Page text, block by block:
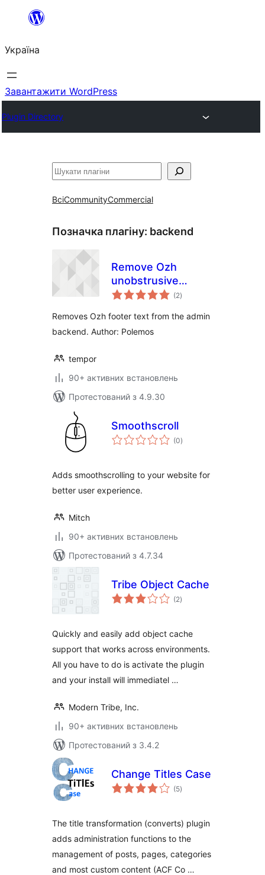
Перейти
вмісту
Україна
Завантажити WordPress
Plugin Directory
Пошук
ВсіCommunityCommercial
Позначка плагіну: backend
Remove Ozh
unobstrusive
credits in footer
(2загальний
рейтинг
)
Removes Ozh footer text from the admin
backend. Author: Polemos
tempor
90+ активних встановлень
Протестований з 4.9.30
Smoothscroll
(0загальний
рейтинг
)
Adds smoothscrolling to your website for
better user experience.
Mitch
90+ активних встановлень
Протестований з 4.7.34
Tribe Object Cache
(2загальний
рейтинг
)
Quickly and easily add object cache
support that works across environments.
All you have to do is activate the plugin
and your install will immediatel …
Modern Tribe, Inc.
90+ активних встановлень
Протестований з 3.4.2
Change Titles Case
(5загальний
рейтинг
)
The title transformation (converts) plugin
adds administration functions to the
management of posts, pages, categories
and most custom content (ACF Co …